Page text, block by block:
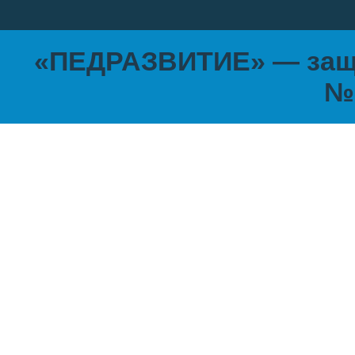
Воспитатель:
улыбаться
Станем мы добрее! Ну, а
«ПЕДРАЗВИТИЕ» —